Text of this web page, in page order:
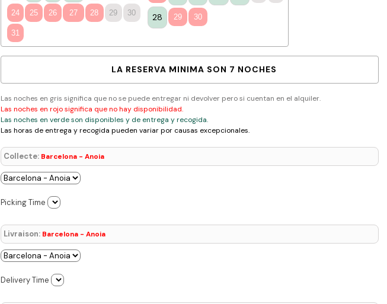
24 25 26 27 28 29 30
31
28 29 30
LA RESERVA MINIMA SON 7 NOCHES
Las noches en gris significa que no se puede entregar ni devolver pero si cuentan en el alquiler.
Las noches en rojo significa que no hay disponibilidad.
Las noches en verde son disponibles y de entrega y recogida.
Las horas de entrega y recogida pueden variar por causas excepcionales.
Collecte: Barcelona - Anoia
Picking Time
Livraison: Barcelona - Anoia
Delivery Time